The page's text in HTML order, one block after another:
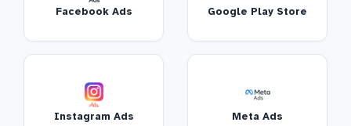
Facebook Ads Google Play Store
Instagram Ads Meta Ads